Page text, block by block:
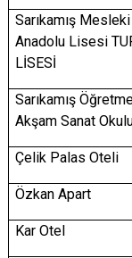
Sarıkamış
Anadolu Lisesi
LİSESİ
Sarıkamış
Akşam Sanat
Çelik Palas Oteli
Özkan Apart
Kar Otel